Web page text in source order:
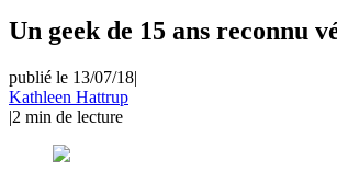
Un geek de 15 ans reconnu
publié le 13/07/18|
Kathleen Hattrup
|2 min de lecture